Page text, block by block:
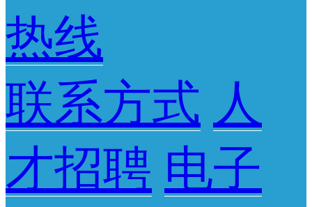
热线
联系方式 人
才招聘 电子